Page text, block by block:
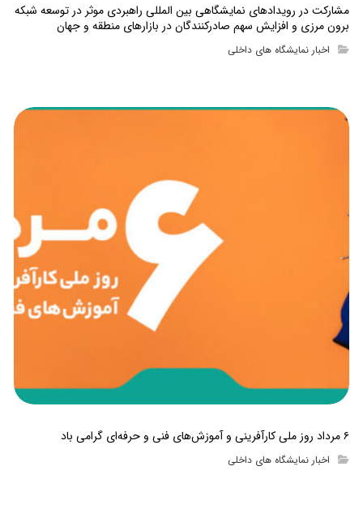
مشارکت در رویدادهای نمایشگاهی بین المللی راهبردی موثر در توسعه شبکه
برون مرزی و افزایش سهم صادرکنندگان در بازارهای منطقه و جهان
اخبار نمایشگاه های داخلی
۶ مرداد روز ملی کارآفرینی و آموزش‌های فنی و حرفه‌ای گرامی باد
اخبار نمایشگاه های داخلی